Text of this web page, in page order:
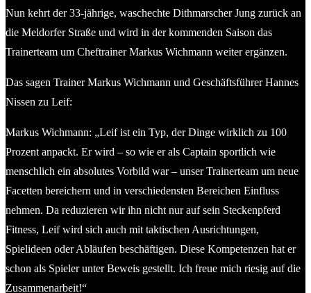
Nun kehrt der 33-jährige, waschechte Dithmarscher Jung zurück an
die Meldorfer Straße und wird in der kommenden Saison das
Trainerteam um Cheftrainer Markus Wichmann weiter ergänzen.
Das sagen Trainer Markus Wichmann und Geschäftsführer Hannes
Nissen zu Leif:
Markus Wichmann: „Leif ist ein Typ, der Dinge wirklich zu 100
Prozent anpackt. Er wird – so wie er als Captain sportlich wie
menschlich ein absolutes Vorbild war – unser Trainerteam um neue
Facetten bereichern und in verschiedensten Bereichen Einfluss
nehmen. Da reduzieren wir ihn nicht nur auf sein Steckenpferd
Fitness, Leif wird sich auch mit taktischen Ausrichtungen,
Spielideen oder Abläufen beschäftigen. Diese Kompetenzen hat er
schon als Spieler unter Beweis gestellt. Ich freue mich riesig auf die
Zusammenarbeit!“